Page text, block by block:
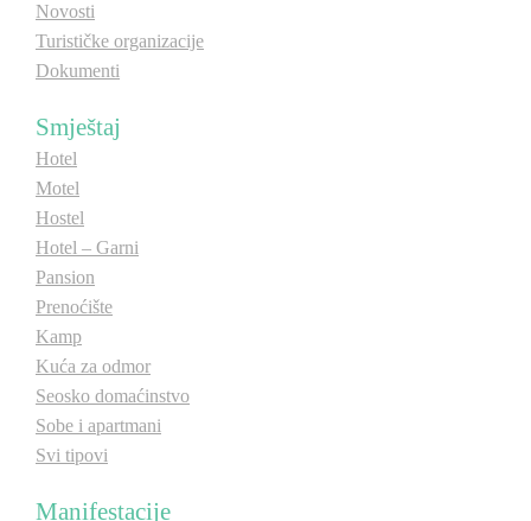
Novosti
Turističke organizacije
Dokumenti
Smještaj
Hotel
Motel
Hostel
Hotel – Garni
Pansion
Prenoćište
Kamp
Kuća za odmor
Seosko domaćinstvo
Sobe i apartmani
Svi tipovi
Manifestacije